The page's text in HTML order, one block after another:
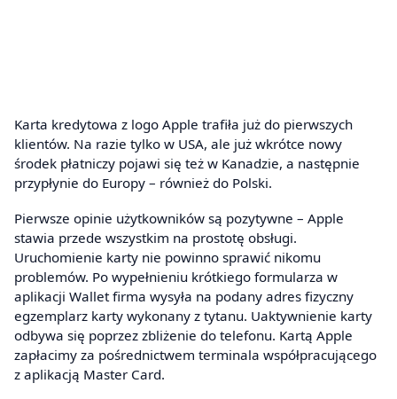
Karta kredytowa z logo Apple trafiła już do pierwszych
klientów. Na razie tylko w USA, ale już wkrótce nowy
środek płatniczy pojawi się też w Kanadzie, a następnie
przypłynie do Europy – również do Polski.
Pierwsze opinie użytkowników są pozytywne – Apple
stawia przede wszystkim na prostotę obsługi.
Uruchomienie karty nie powinno sprawić nikomu
problemów. Po wypełnieniu krótkiego formularza w
aplikacji Wallet firma wysyła na podany adres fizyczny
egzemplarz karty wykonany z tytanu. Uaktywnienie karty
odbywa się poprzez zbliżenie do telefonu. Kartą Apple
zapłacimy za pośrednictwem terminala współpracującego
z aplikacją Master Card.